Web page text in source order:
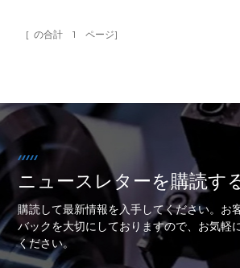
[ の合計
1 ページ]
ニュースレターを購読す
購読して最新情報を入手してください。お
バックを大切にしておりますので、お気軽
ください。